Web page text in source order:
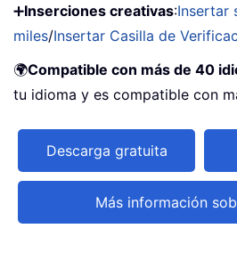
➕Inserciones creativas:Insertar
miles/Insertar Casilla de
🌍Compatible con más de 40
tu idioma y es compatible con
Descarga gratuita
Más información